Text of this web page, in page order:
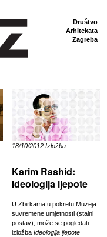
Društvo
Arhitekata
Zagreba
18/10/2012 Izložba
Karim Rashid:
Ideologija ljepote
U Zbirkama u pokretu Muzeja
suvremene umjetnosti (stalni
postav), može se pogledati
izložba Ideologija ljepote